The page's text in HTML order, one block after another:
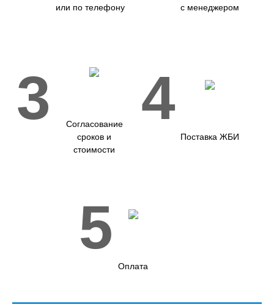
или по телефону
с менеджером
3
Согласование
сроков и
стоимости
4
Поставка ЖБИ
5
Оплата